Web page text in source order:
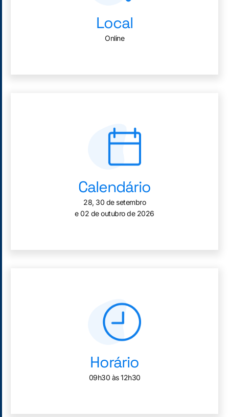
Local
Online
Calendário
28, 30 de setembro
e 02 de outubro de 2026
Horário
09h30 às 12h30